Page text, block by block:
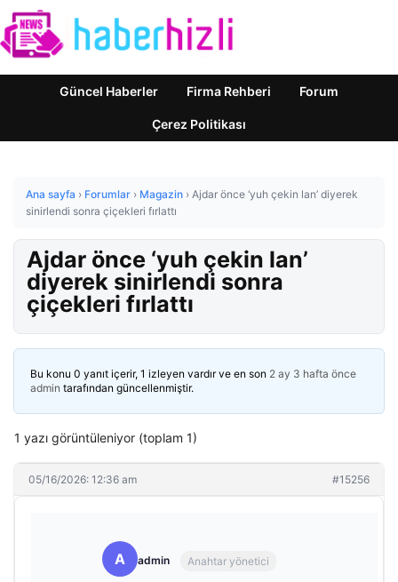
Güncel Haberler Firma Rehberi Forum
Çerez Politikası
Ana sayfa › Forumlar › Magazin › Ajdar önce ‘yuh çekin lan’ diyerek
sinirlendi sonra çiçekleri fırlattı
Ajdar önce ‘yuh çekin lan’
diyerek sinirlendi sonra
çiçekleri fırlattı
Bu konu 0 yanıt içerir, 1 izleyen vardır ve en son 2 ay 3 hafta önce
admin tarafından güncellenmiştir.
1 yazı görüntüleniyor (toplam 1)
05/16/2026: 12:36 am #15256
A admin Anahtar yönetici